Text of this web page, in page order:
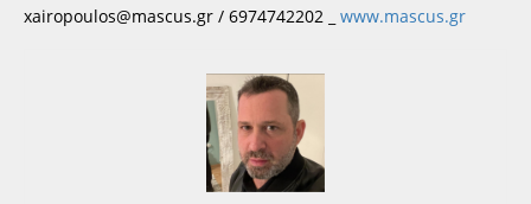
xairopoulos@mascus.gr / 6974742202 _ www.mascus.gr